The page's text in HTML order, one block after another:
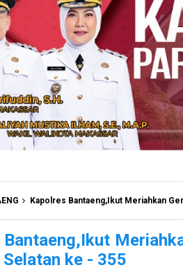
Kapolres Bantaeng,Ikut Meriahkan
Bantaeng,Ikut
ke - 355